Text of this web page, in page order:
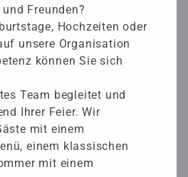
Freunden?
Hochzeiten oder
unsere Organisation
können Sie sich
Team begleitet und
Ihrer Feier. Wir
mit einem
einem klassischen
mit einem